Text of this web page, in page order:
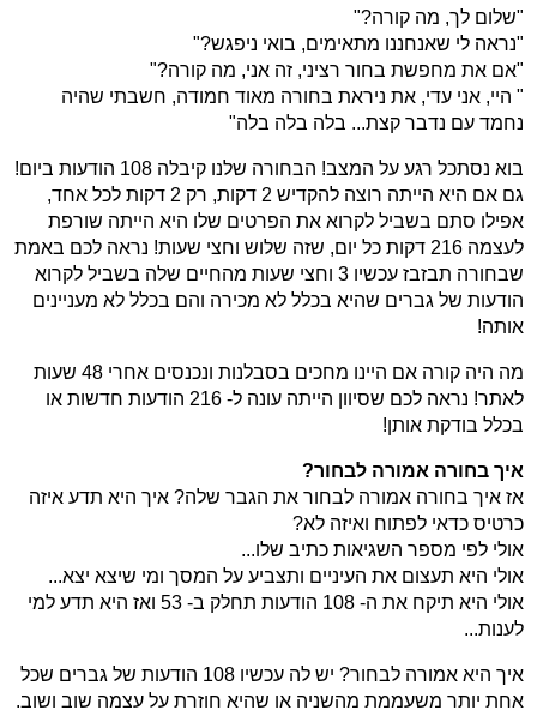
"שלום לך, מה קורה?"
"נראה לי שאנחננו מתאימים, בואי ניפגש?"
"אם את מחפשת בחור רציני, זה אני, מה קורה?"
" היי, אני עדי, את ניראת בחורה מאוד חמודה, חשבתי שהיה
נחמד עם נדבר קצת... בלה בלה בלה"
בוא נסתכל רגע על המצב! הבחורה שלנו קיבלה 108 הודעות ביום!
גם אם היא הייתה רוצה להקדיש 2 דקות, רק 2 דקות לכל אחד,
אפילו סתם בשביל לקרוא את הפרטים שלו היא הייתה שורפת
לעצמה 216 דקות כל יום, שזה שלוש וחצי שעות! נראה לכם באמת
שבחורה תבזבז עכשיו 3 וחצי שעות מהחיים שלה בשביל לקרוא
הודעות של גברים שהיא בכלל לא מכירה והם בכלל לא מעניינים
אותה!
מה היה קורה אם היינו מחכים בסבלנות ונכנסים אחרי 48 שעות
לאתר! נראה לכם שסיוון הייתה עונה ל- 216 הודעות חדשות או
בכלל בודקת אותן!
איך בחורה אמורה לבחור?
אז איך בחורה אמורה לבחור את הגבר שלה? איך היא תדע איזה
כרטיס כדאי לפתוח ואיזה לא?
אולי לפי מספר השגיאות כתיב שלו...
אולי היא תעצום את העיניים ותצביע על המסך ומי שיצא יצא...
אולי היא תיקח את ה- 108 הודעות תחלק ב- 53 ואז היא תדע למי
לענות...
איך היא אמורה לבחור? יש לה עכשיו 108 הודעות של גברים שכל
אחת יותר משעממת מהשניה או שהיא חוזרת על עצמה שוב ושוב.